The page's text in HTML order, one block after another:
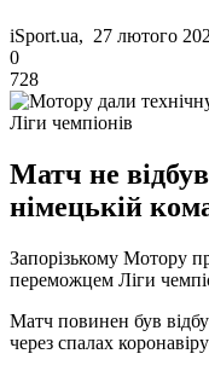
iSport.ua, 27 лютого
0
728
Матч не
німецькій
Запорізькому Мотору
переможцем Ліги
Матч повинен був
через спалах